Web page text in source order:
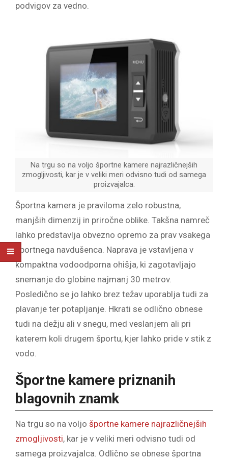
podvigov za vedno.
Na trgu so na voljo športne kamere najrazličnejših
zmogljivosti, kar je v veliki meri odvisno tudi od samega
proizvajalca.
Športna kamera je praviloma zelo robustna,
manjših dimenzij in priročne oblike. Takšna namreč
lahko predstavlja obvezno opremo za prav vsakega
športnega navdušenca. Naprava je vstavljena v
kompaktna vodoodporna ohišja, ki zagotavljajo
snemanje do globine najmanj 30 metrov.
Posledično se jo lahko brez težav uporablja tudi za
plavanje ter potapljanje. Hkrati se odlično obnese
tudi na dežju ali v snegu, med veslanjem ali pri
katerem koli drugem športu, kjer lahko pride v stik z
vodo.
Športne kamere priznanih
blagovnih znamk
Na trgu so na voljo športne kamere najrazličnejših
zmogljivosti, kar je v veliki meri odvisno tudi od
samega proizvajalca. Odlično se obnese športna